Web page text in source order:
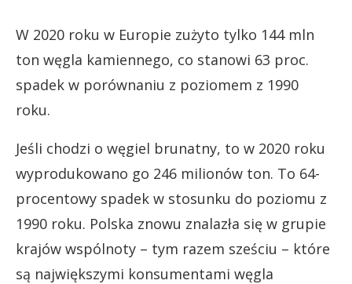
W 2020 roku w Europie zużyto tylko 144 mln
ton węgla kamiennego, co stanowi 63 proc.
spadek w porównaniu z poziomem z 1990
roku.
Jeśli chodzi o węgiel brunatny, to w 2020 roku
wyprodukowano go 246 milionów ton. To 64-
procentowy spadek w stosunku do poziomu z
1990 roku. Polska znowu znalazła się w grupie
krajów wspólnoty – tym razem sześciu – które
są największymi konsumentami węgla